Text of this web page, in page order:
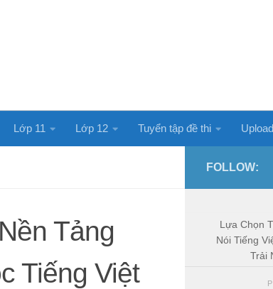
Lớp 11 Lớp 12 Tuyển tập đề thi
Tảng
Tiếng Việt
FOLLOW:
Lựa Chọn
Nói Tiếng
Trải